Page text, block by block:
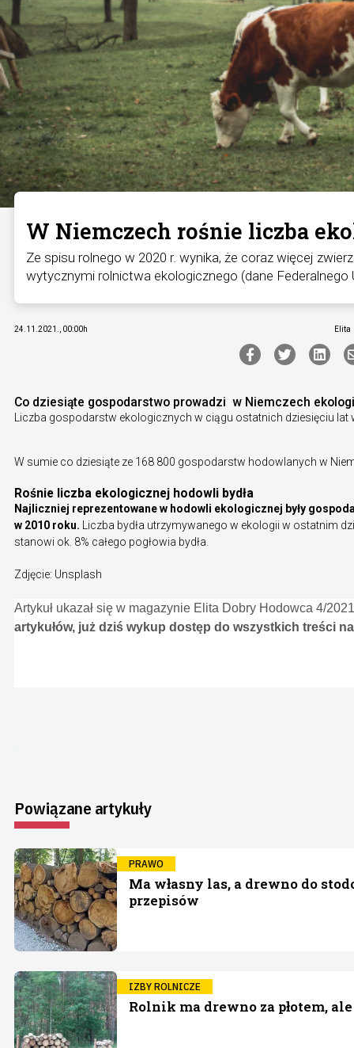
W Niemczech rośnie liczba
Ze spisu rolnego w 2020 r. wynika, że coraz więcej
wytycznymi rolnictwa ekologicznego (dane
24.11.2021., 00:00h Elita
Co dziesiąte gospodarstwo prowadzi w Niemczech
Liczba gospodarstw ekologicznych w ciągu ostatnich dziesięciu lat
W sumie co dziesiąte ze 168 800 gospodarstw hodowlanych w
Rośnie liczba ekologicznej hodowli bydła
Najliczniej reprezentowane w hodowli ekologicznej były
w 2010 roku. Liczba bydła utrzymywanego w ekologii w ostatnim
stanowi ok. 8% całego pogłowia bydła.
Zdjęcie: Unsplash
Artykuł ukazał się w magazynie Elita Dobry Hodowca 4/
artykułów, już dziś wykup dostęp do wszystkich treści
Powiązane artykuły
PRAWO
Ma własny las, a drewno do
przepisów
IZBY ROLNICZE
Rolnik ma drewno za płotem,